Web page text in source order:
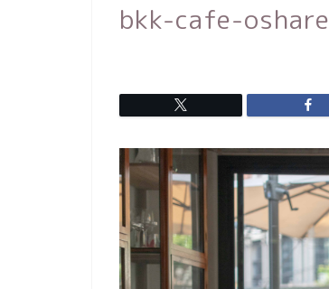
bkk-cafe-oshare